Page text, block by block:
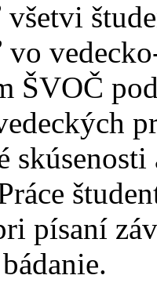
všetvi
ŠVOČ
písaní